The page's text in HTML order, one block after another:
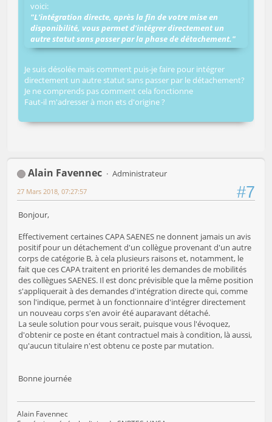
voici:
"L'intégration directe, après la fin de votre mise en
disponibilité, vous permet d'intégrer directement un
autre statut sans passer par la phase de détachement."
Je suis désolée mais comment puis-je faire pour intégrer
directement un autre statut sans passer par le détachement?
Je ne comprends pas comment cela fonctionne
Faut-il m'adresser à mon ets d'origine ?
Alain Favennec Administrateur
#7
27 Mars 2018, 07:27:57
Bonjour,
Effectivement certaines CAPA SAENES ne donnent jamais un avis
positif pour un détachement d'un collègue provenant d'un autre
corps de catégorie B, à cela plusieurs raisons et, notamment, le
fait que ces CAPA traitent en priorité les demandes de mobilités
des collègues SAENES. Il est donc prévisible que la même position
s'appliquerait à des demandes d'intégration directe qui, comme
son l'indique, permet à un fonctionnaire d'intégrer directement
un nouveau corps s'en avoir été auparavant détaché.
La seule solution pour vous serait, puisque vous l'évoquez,
d'obtenir ce poste en étant contractuel mais à condition, là aussi,
qu'aucun titulaire n'est obtenu ce poste par mutation.
Bonne journée
Alain Favennec